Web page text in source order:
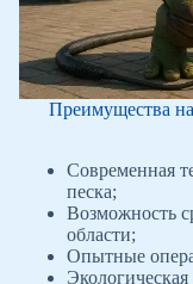
Преимущества
Современная
песка;
Возможность
области;
Опытные